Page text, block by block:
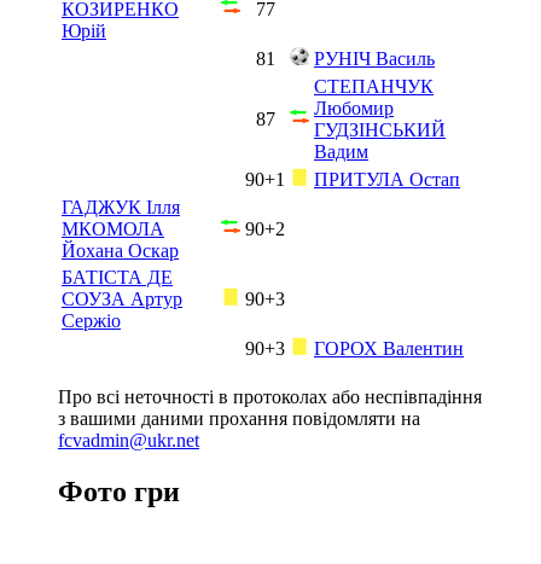
КОЗИРЕНКО
Юрій
77
81 РУНІЧ Василь
87
СТЕПАНЧУК
Любомир
ГУДЗІНСЬКИЙ
Вадим
90+1
ПРИТУЛА Остап
ГАДЖУК Ілля
МКОМОЛА
Йохана Оскар
90+2
БАТІСТА ДЕ
СОУЗА Артур
Сержіо
90+3
90+3 ГОРОХ Валентин
Про всі неточності в протоколах або неспівпадіння
з вашими даними прохання повідомляти на
fcvadmin@ukr.net
Фото гри